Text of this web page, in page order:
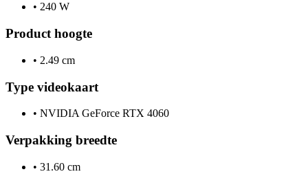
• 240 W
Product hoogte
• 2.49 cm
Type videokaart
• NVIDIA GeForce RTX 4060
Verpakking breedte
• 31.60 cm